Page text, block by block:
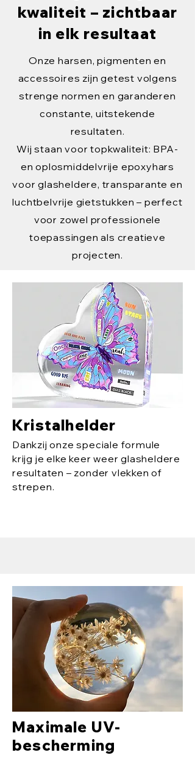
kwaliteit – zichtbaar
in elk resultaat
Onze harsen, pigmenten en
accessoires zijn getest volgens
strenge normen en garanderen
constante, uitstekende
resultaten.
Wij staan voor topkwaliteit: BPA-
en oplosmiddelvrije epoxyhars
voor glasheldere, transparante en
luchtbelvrije gietstukken – perfect
voor zowel professionele
toepassingen als creatieve
projecten.
Kristalhelder
Dankzij onze speciale formule
krijg je elke keer weer glasheldere
resultaten – zonder vlekken of
strepen.
Maximale UV-
bescherming